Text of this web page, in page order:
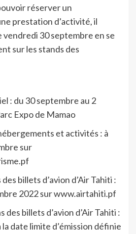
réserver un
prestation d’activité, il
30 septembre en se
sur les stands des
: du 30 septembre au 2
Expo de Mamao
et activités : à
sur
billets d’avion d’Air Tahiti :
2022 sur www.airtahiti.pf
des billets d’avion d’Air Tahiti :
date limite d’émission définie